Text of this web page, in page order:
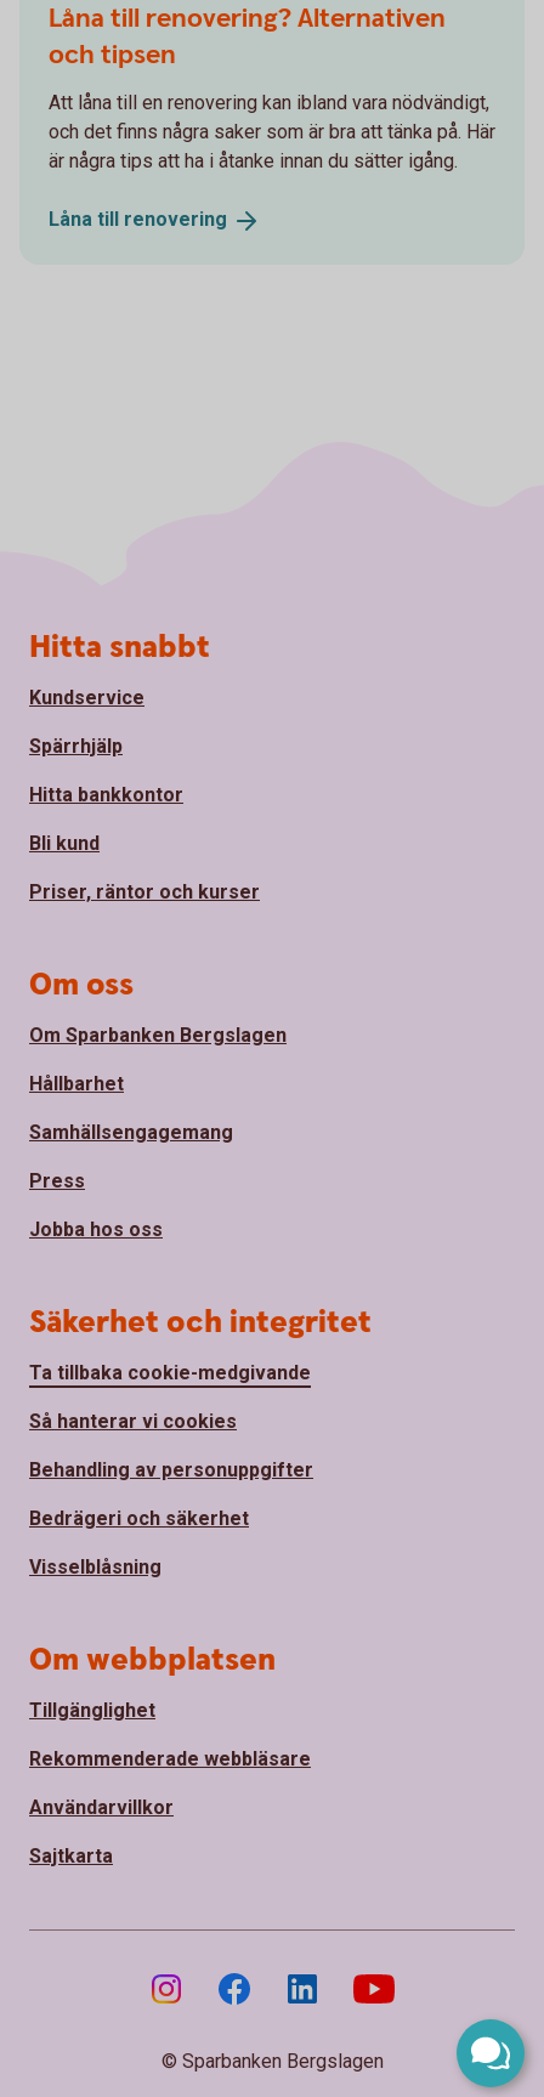
Låna till renovering? Alternativen
och tipsen
Att låna till en renovering kan ibland vara nödvändigt,
och det finns några saker som är bra att tänka på. Här
är några tips att ha i åtanke innan du sätter igång.
Låna till renovering
Sidfot
Hitta snabbt
Kundservice
Spärrhjälp
Hitta bankkontor
Bli kund
Priser, räntor och kurser
Om oss
Om Sparbanken Bergslagen
Hållbarhet
Samhällsengagemang
Press
Jobba hos oss
Säkerhet och integritet
Ta tillbaka cookie-medgivande
Så hanterar vi cookies
Behandling av personuppgifter
Bedrägeri och säkerhet
Visselblåsning
Om webbplatsen
Tillgänglighet
Rekommenderade webbläsare
Användarvillkor
Sajtkarta
© Sparbanken Bergslagen